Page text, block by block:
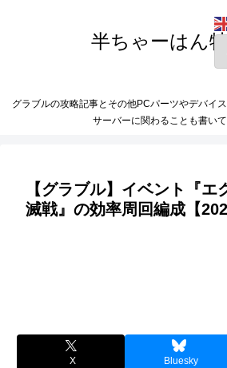
半ちゃーはん
グラブルの攻略記事とその他PCパーツやデバイ
サーバーに関わることも書いて
【グラブル】イベント『エ
滅戦』の効率周回編成【
X Bluesky